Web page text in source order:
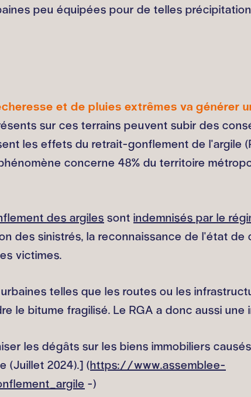
peu équipées pour de telles
et de pluies extrêmes va générer
sur ces terrains peuvent subir des
les effets du retrait-gonflement de l'argile
concerne 48% du territoire
des argiles sont indemnisés par le
des sinistrés, la reconnaissance de l'état
victimes.
telles que les routes ou les
le bitume fragilisé. Le RGA a donc aussi
les dégâts sur les biens immobiliers
(Juillet 2024).] (https://www.assemblee-
-)